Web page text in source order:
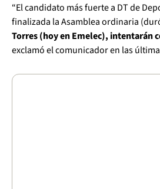
“El candidato más fuerte a DT de
finalizada la Asamblea ordinaria
Torres (hoy en Emelec), intentarán
exclamó el comunicador en las